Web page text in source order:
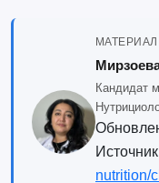
Кандидат
nutrition/